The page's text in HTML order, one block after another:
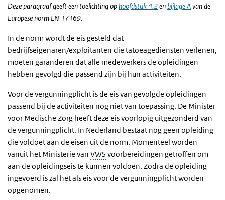
Deze paragraaf geeft een toelichting ophoofdstuk 4.2enbijlage Avan de
Europese norm EN 17169.
In de norm wordt de eis gesteld dat
bedrijfseigenaren/exploitanten die tatoeagediensten verlenen,
moeten garanderen dat alle medewerkers de opleidingen
hebben gevolgd die passend zijn bij hun activiteiten.
Voor de vergunningplicht is de eis van gevolgde opleidingen
passend bij de activiteiten nog niet van toepassing. De Minister
voor Medische Zorg heeft deze eis voorlopig uitgezonderd van
de vergunningplicht. In Nederland bestaat nog geen opleiding
die voldoet aan de eisen uit de norm. Momenteel worden
vanuit het Ministerie van VWS voorbereidingen getroffen om
aan de opleidingseis te kunnen voldoen. Zodra de opleiding
ingevoerd is zal het als eis voor de vergunningplicht worden
opgenomen.